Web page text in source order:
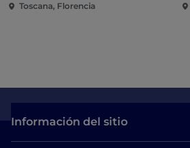
Toscana, Florencia
Información del sitio